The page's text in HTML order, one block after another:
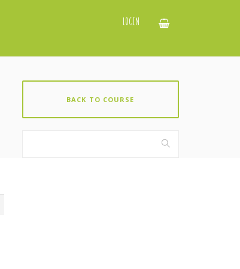
LOGIN
BACK TO COURSE